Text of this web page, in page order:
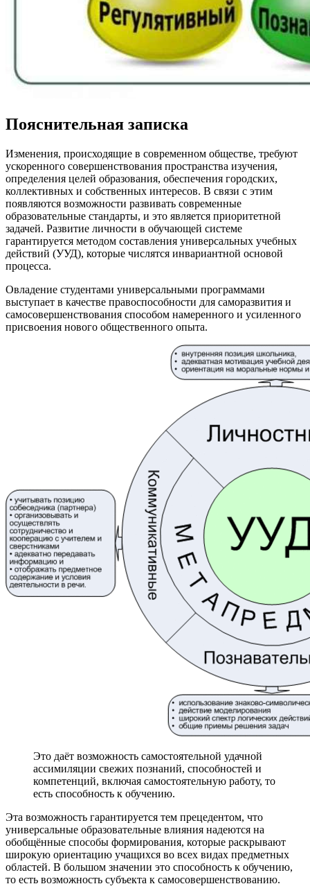
Пояснительная записка
Изменения, происходящие в современном обществе, требуют
ускоренного совершенствования пространства изучения,
определения целей образования, обеспечения городских,
коллективных и собственных интересов. В связи с этим
появляются возможности развивать современные
образовательные стандарты, и это является приоритетной
задачей. Развитие личности в обучающей системе
гарантируется методом составления универсальных учебных
действий (УУД), которые числятся инвариантной основой
процесса.
Овладение студентами универсальными программами
выступает в качестве правоспособности для саморазвития и
самосовершенствования способом намеренного и усиленного
присвоения нового общественного опыта.
Это даёт возможность самостоятельной удачной
ассимиляции свежих познаний, способностей и
компетенций, включая самостоятельную работу, то
есть способность к обучению.
Эта возможность гарантируется тем прецедентом, что
универсальные образовательные влияния надеются на
обобщённые способы формирования, которые раскрывают
широкую ориентацию учащихся во всех видах предметных
областей. В большом значении это способность к обучению,
то есть возможность субъекта к самосовершенствованию.